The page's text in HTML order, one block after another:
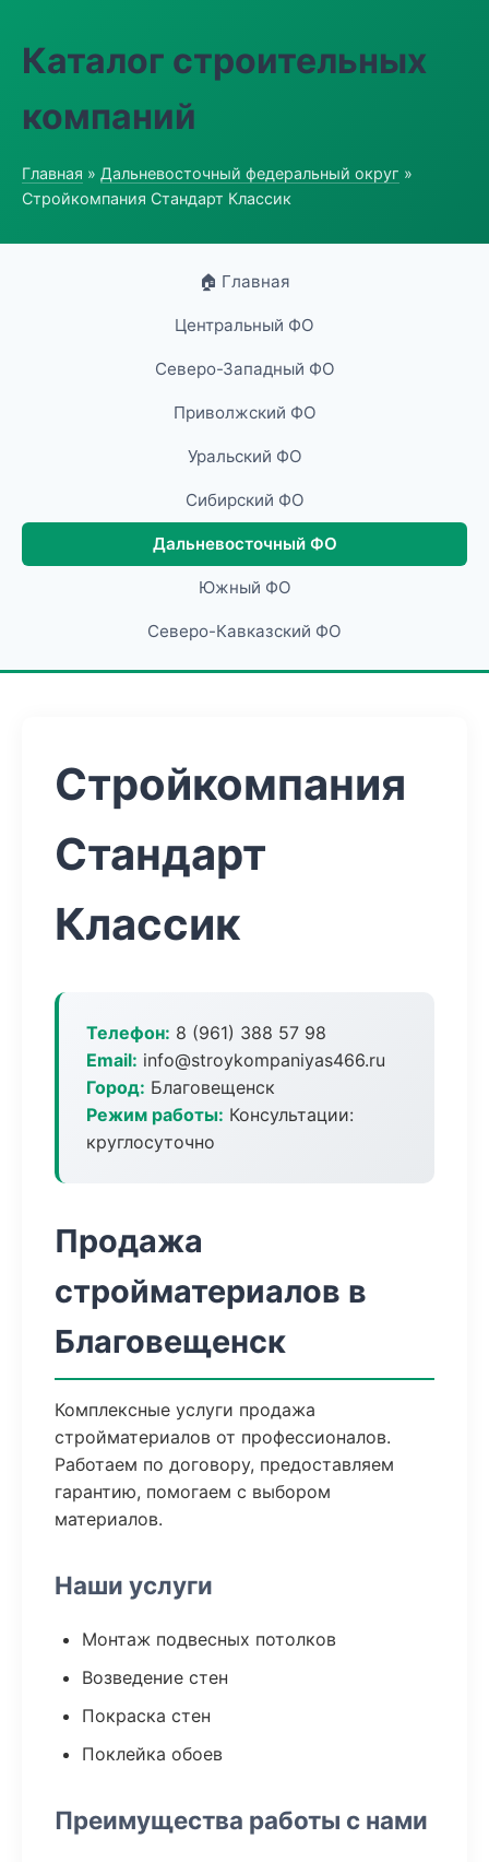
Каталог строительных
компаний
Главная » Дальневосточный федеральный округ »
Стройкомпания Стандарт Классик
🏠 Главная
Центральный ФО
Северо-Западный ФО
Приволжский ФО
Уральский ФО
Сибирский ФО
Дальневосточный ФО
Южный ФО
Северо-Кавказский ФО
Стройкомпания
Стандарт
Классик
Телефон: 8 (961) 388 57 98
Email: info@stroykompaniyas466.ru
Город: Благовещенск
Режим работы: Консультации:
круглосуточно
Продажа
стройматериалов в
Благовещенск
Комплексные услуги продажа
стройматериалов от профессионалов.
Работаем по договору, предоставляем
гарантию, помогаем с выбором
материалов.
Наши услуги
Монтаж подвесных потолков
Возведение стен
Покраска стен
Поклейка обоев
Преимущества работы с нами